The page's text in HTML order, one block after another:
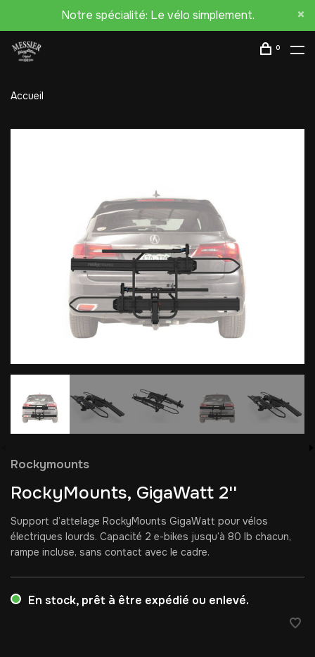
Notre spécialité: Le vélo simplement.
0
Accueil
Rockymounts
RockyMounts, GigaWatt 2''
Support d’attelage RockyMounts GigaWatt pour vélos
électriques lourds. Capacité 2 e-bikes jusqu’à 80 lb chacun,
rampe incluse, sans contact avec le cadre.
En stock, prêt à être expédié ou enlevé.